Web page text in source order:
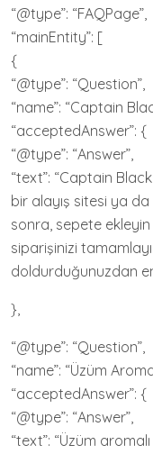
“@type”: “FAQPage”,
“mainEntity”: [
{
“@type”: “Question”,
“name”: “Captain
“acceptedAnswer”: {
“@type”: “Answer”,
“text”: “Captain
bir alayış sitesi ya
sonra, sepete ekleyin
siparişinizi
doldurduğunuzdan
},
“@type”: “Question”,
“name”: “Üzüm
“acceptedAnswer”: {
“@type”: “Answer”,
“text”: “Üzüm